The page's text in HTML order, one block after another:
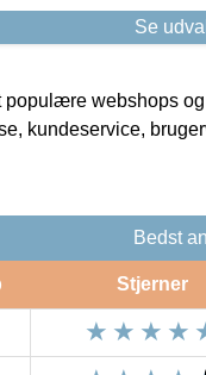
Se
webshops
kundeservice,
Bedst
Stjerner